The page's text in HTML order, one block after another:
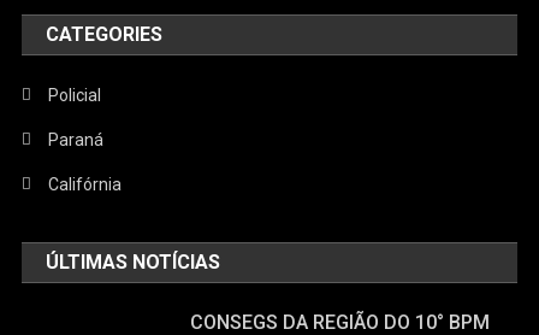
CATEGORIES
Policial
Paraná
Califórnia
ÚLTIMAS NOTÍCIAS
CONSEGS DA REGIÃO DO 10° BPM